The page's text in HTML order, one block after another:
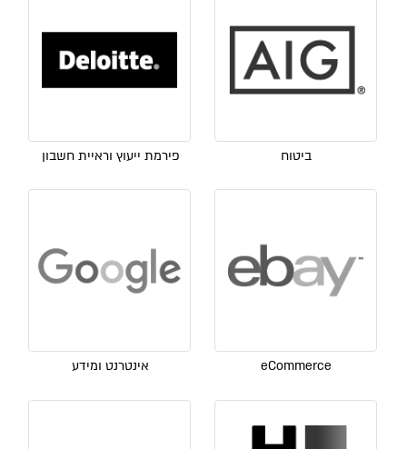
ביטוח פירמת ייעוץ וראיית חשבון
eCommerce אינטרנט ומידע